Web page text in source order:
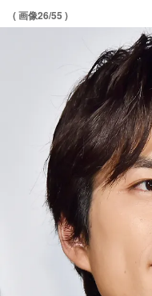
( 画像26/55 )